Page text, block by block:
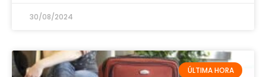
30/08/2024
ÚLTIMA HORA